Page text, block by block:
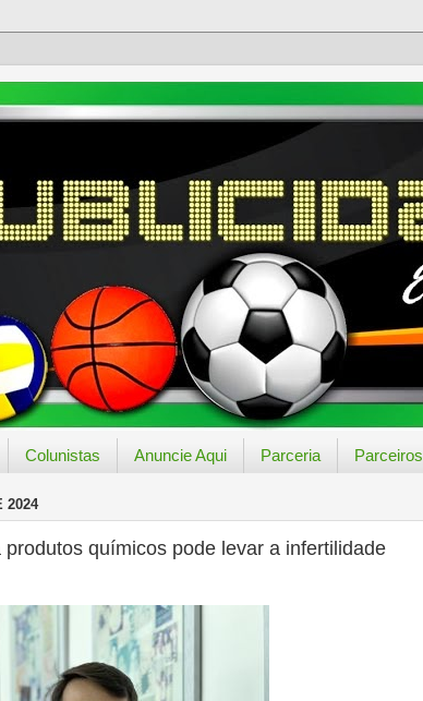
Colunistas Anuncie Aqui Parceria Parceiros
2024
químicos pode levar a infertilidade